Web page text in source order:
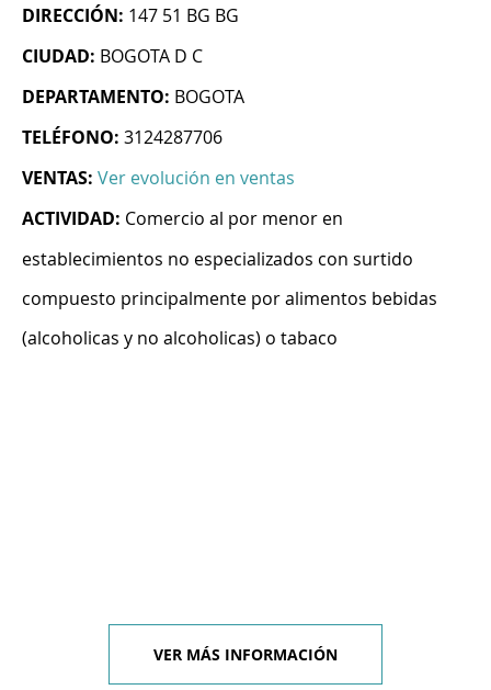
DIRECCIÓN: 147 51 BG BG
CIUDAD: BOGOTA D C
DEPARTAMENTO: BOGOTA
TELÉFONO: 3124287706
VENTAS: Ver evolución en ventas
ACTIVIDAD: Comercio al por menor en
establecimientos no especializados con surtido
compuesto principalmente por alimentos bebidas
(alcoholicas y no alcoholicas) o tabaco
VER MÁS INFORMACIÓN